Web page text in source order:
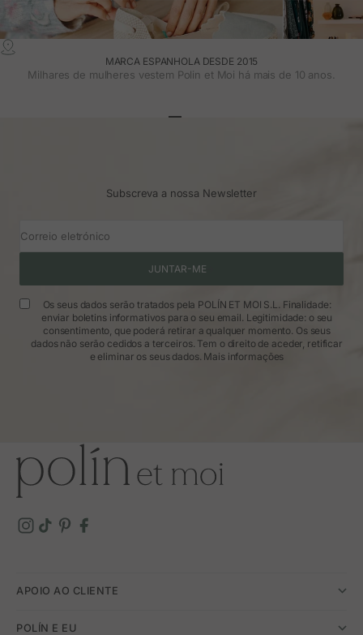
MARCA ESPANHOLA DESDE 2015
Milhares de mulheres vestem Polin et Moi há mais de 10 anos.
Subscreva a nossa Newsletter
Correio eletrónico
JUNTAR-ME
Os seus dados serão tratados pela POLÍN ET MOI S.L. Finalidade:
enviar boletins informativos para o seu email. Legitimidade: o seu
consentimento, que poderá retirar a qualquer momento. Os seus
dados não serão cedidos a terceiros. Tem o direito de aceder, retificar
e eliminar os seus dados. Mais informações
APOIO AO CLIENTE
POLÍN E EU